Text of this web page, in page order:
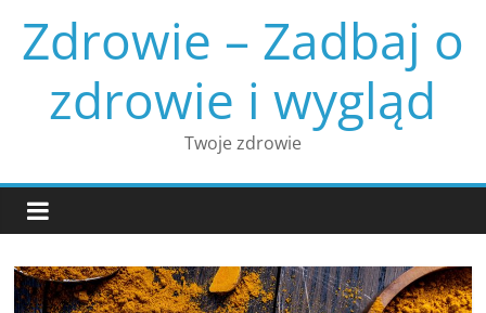
content
Zdrowie – Zadbaj o
zdrowie i wygląd
Twoje zdrowie